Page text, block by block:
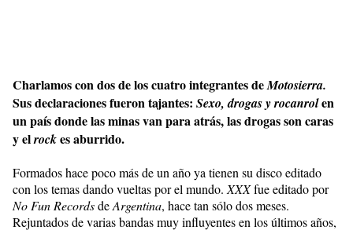
Charlamos con dos de los cuatro integrantes deMotosierra.
Sus declaraciones fueron tajantes: Sexo, drogas y rocanrolen
un país donde las minas van para atrás, las drogas son caras
y elrockes aburrido.
Formados hace poco más de un año ya tienen su disco editado
con los temas dando vueltas por el mundo.XXXfue editado por
No Fun RecordsdeArgentina, hace tan sólo dos meses.
Rejuntados de varias bandas muy influyentes en los últimos años,